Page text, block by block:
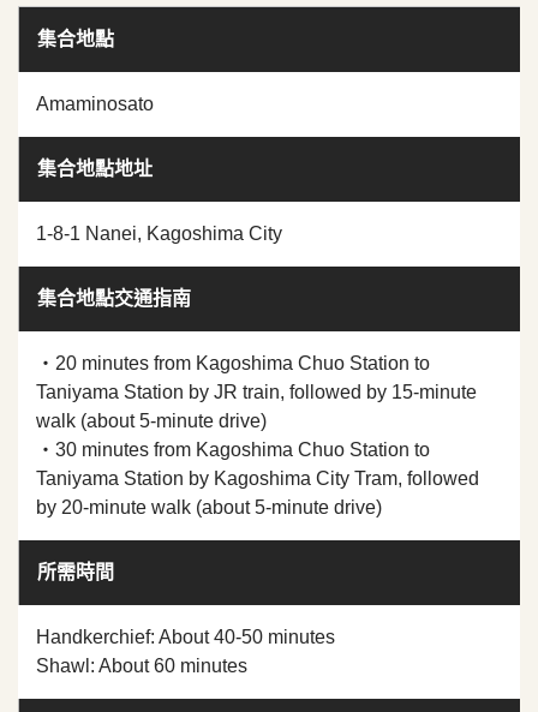
集合地點
Amaminosato
集合地點地址
1-8-1 Nanei, Kagoshima City
集合地點交通指南
・20 minutes from Kagoshima Chuo Station to
Taniyama Station by JR train, followed by 15-minute
walk (about 5-minute drive)
・30 minutes from Kagoshima Chuo Station to
Taniyama Station by Kagoshima City Tram, followed
by 20-minute walk (about 5-minute drive)
所需時間
Handkerchief: About 40-50 minutes
Shawl: About 60 minutes